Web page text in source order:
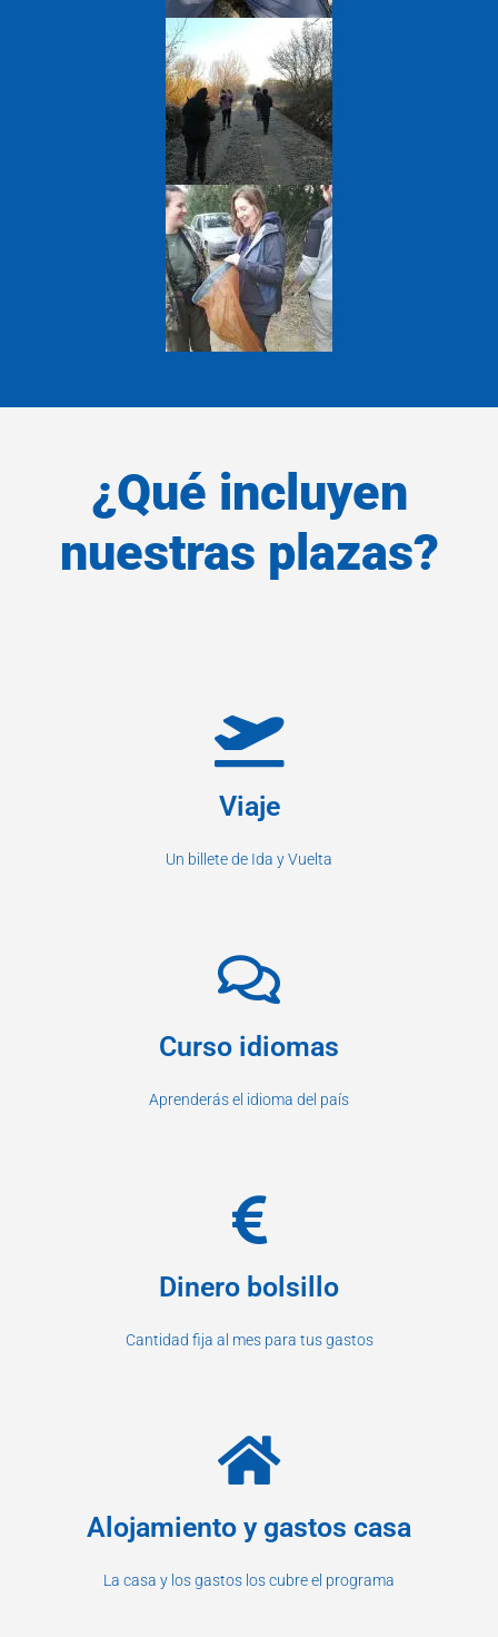
¿Qué incluyen
nuestras plazas?
Viaje
Un billete de Ida y Vuelta
Curso idiomas
Aprenderás el idioma del país
Dinero bolsillo
Cantidad fija al mes para tus gastos
Alojamiento y gastos casa
La casa y los gastos los cubre el programa